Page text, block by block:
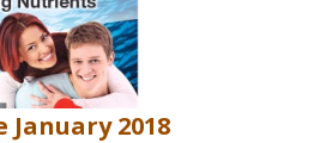
January 2018